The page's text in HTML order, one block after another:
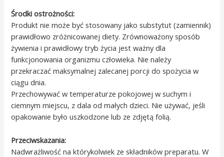
Środki ostrożności:
Produkt nie może być stosowany jako substytut (zamiennik)
prawidłowo zróżnicowanej diety. Zrównoważony sposób
żywienia i prawidłowy tryb życia jest ważny dla
funkcjonowania organizmu człowieka. Nie należy
przekraczać maksymalnej zalecanej porcji do spożycia w
ciągu dnia.
Przechowywać w temperaturze pokojowej w suchym i
ciemnym miejscu, z dala od małych dzieci. Nie używać, jeśli
opakowanie było uszkodzone lub ze zdjętą folią.
Przeciwskazania:
Nadwrażliwość na którykolwiek ze składników preparatu. W